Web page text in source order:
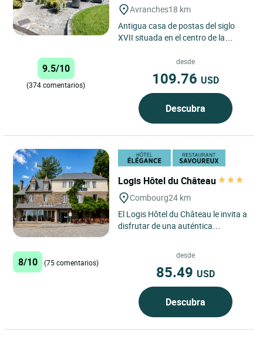
Avranches18 km
Antigua casa de postas del siglo
XVII situada en el centro de la
normando, con una colección...
9.5/10
(374 comentarios)
desde
109.76 USD
Descubra
Logis Hôtel du Château
Combourg24 km
El Logis Hôtel du Château le invita a
disfrutar de una auténtica
8/10 (75 comentarios)
desde
85.49 USD
Descubra